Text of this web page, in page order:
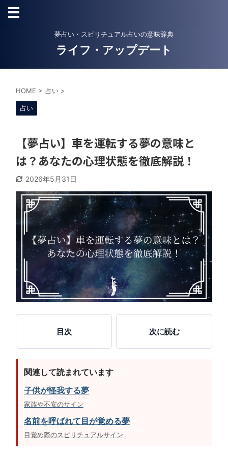
夢占い・スピリチュアル占いの意味辞典
ライフ・アップデート
HOME > 占い >
占い
【夢占い】車を運転する夢の意味と
は？あなたの心理状態を徹底解説！
2026年5月31日
目次 次に読む
関連して読まれています
子供が怪我する夢
家族や不安のサイン
名前を呼ばれて目が覚める夢
目覚め際のスピリチュアルサイン